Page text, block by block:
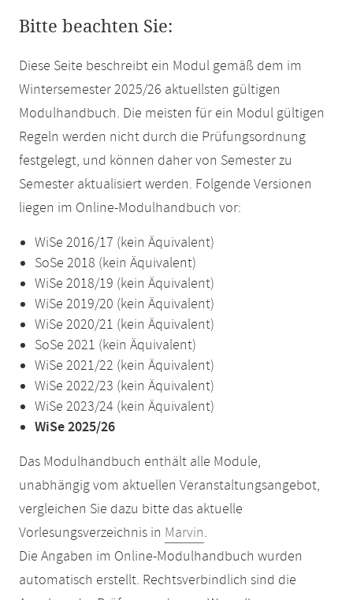
Bitte beachten Sie:
Diese Seite beschreibt ein Modul gemäß dem im
Wintersemester 2025/26 aktuellsten gültigen
Modulhandbuch. Die meisten für ein Modul gültigen
Regeln werden nicht durch die Prüfungsordnung
festgelegt, und können daher von Semester zu
Semester aktualisiert werden. Folgende Versionen
liegen im Online-Modulhandbuch vor:
WiSe 2016/17 (kein Äquivalent)
SoSe 2018 (kein Äquivalent)
WiSe 2018/19 (kein Äquivalent)
WiSe 2019/20 (kein Äquivalent)
WiSe 2020/21 (kein Äquivalent)
SoSe 2021 (kein Äquivalent)
WiSe 2021/22 (kein Äquivalent)
WiSe 2022/23 (kein Äquivalent)
WiSe 2023/24 (kein Äquivalent)
WiSe 2025/26
Das Modulhandbuch enthält alle Module,
unabhängig vom aktuellen Veranstaltungsangebot,
vergleichen Sie dazu bitte das aktuelle
Vorlesungsverzeichnis in Marvin.
Die Angaben im Online-Modulhandbuch wurden
automatisch erstellt. Rechtsverbindlich sind die